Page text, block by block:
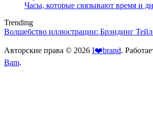
Часы, которые связывают время и
Trending
Волшебство иллюстрации: Брэндинг
Авторские права © 2026 I❤️brand.
Bam.